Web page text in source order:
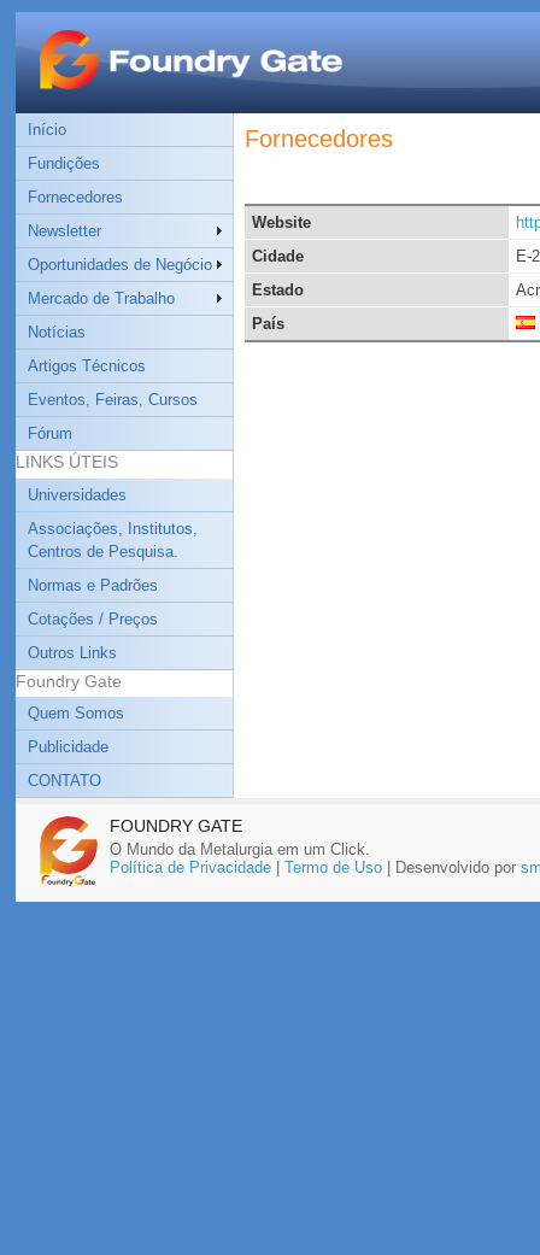
Início
Fundições
Fornecedores
Newsletter
Oportunidades de Negócio
Mercado de Trabalho
Notícias
Artigos Técnicos
Eventos, Feiras, Cursos
Fórum
LINKS ÚTEIS
Universidades
Associações, Institutos,
Centros de Pesquisa.
Normas e Padrões
Cotações / Preços
Outros Links
Foundry Gate
Quem Somos
Publicidade
CONTATO
Fornecedores
Website
Cidade
E-
Estado
País
FOUNDRY GATE
O Mundo da Metalurgia em um Click.
Política de Privacidade| Termo de Uso| Desenvolvido por